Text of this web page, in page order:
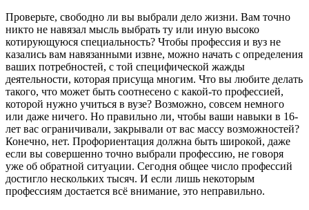
Проверьте, свободно ли вы выбрали дело жизни. Вам точно
никто не навязал мысль выбрать ту или иную высоко
котирующуюся специальность? Чтобы профессия и вуз не
казались вам навязанными извне, можно начать с определения
ваших потребностей, с той специфической жажды
деятельности, которая присуща многим. Что вы любите делать
такого, что может быть соотнесено с какой-то профессией,
которой нужно учиться в вузе? Возможно, совсем немного
или даже ничего. Но правильно ли, чтобы ваши навыки в 16-
лет вас ограничивали, закрывали от вас массу возможностей?
Конечно, нет. Профориентация должна быть широкой, даже
если вы совершенно точно выбрали профессию, не говоря
уже об обратной ситуации. Сегодня общее число профессий
достигло нескольких тысяч. И если лишь некоторым
профессиям достается всё внимание, это неправильно.